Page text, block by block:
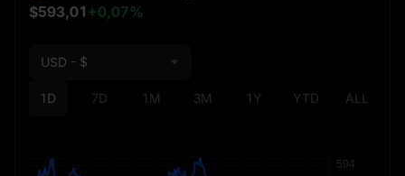
$593,01 +0,07%
1D 7D 1M 3M 1Y YTD ALL
USD - $